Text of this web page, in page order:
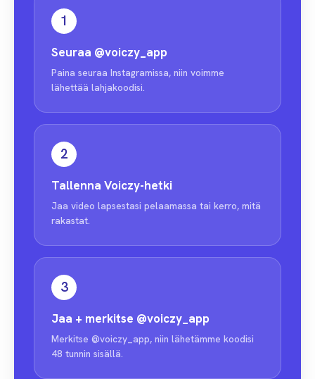
1
Seuraa @voiczy_app
Paina seuraa Instagramissa, niin voimme
lähettää lahjakoodisi.
2
Tallenna Voiczy-hetki
Jaa video lapsestasi pelaamassa tai kerro, mitä
rakastat.
3
Jaa + merkitse @voiczy_app
Merkitse @voiczy_app, niin lähetämme koodisi
48 tunnin sisällä.